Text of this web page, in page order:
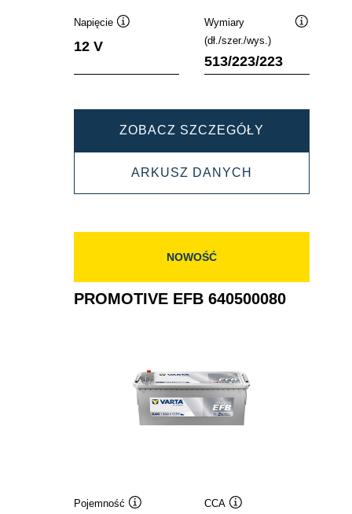
Napięcie
12 V
Wymiary
(dł./szer./wys.)
513/223/223
ZOBACZ SZCZEGÓŁY
EFB
ARKUSZ DANYCH
EFB
NOWOŚĆ
PROMOTIVE EFB 640500080
Pojemność
CCA